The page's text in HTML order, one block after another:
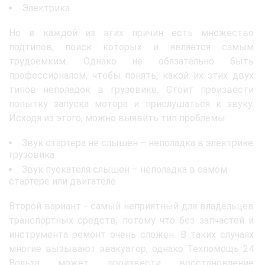
Электрика
Но в каждой из этих причин есть множество
подтипов, поиск которых и является самым
трудоемким. Однако не обязательно быть
профессионалом, чтобы понять, какой их этих двух
типов неполадок в грузовике. Стоит произвести
попытку запуска мотора и прислушаться к звуку.
Исходя из этого, можно выявить тип проблемы:
Звук стартера не слышен – неполадка в электрике
грузовика
Звук пускателя слышен – неполадка в самом
стартере или двигателе
Второй вариант - самый неприятный для владельцев
транспортных средств, потому что без запчастей и
инструмента ремонт очень сложен. В таких случаях
многие вызывают эвакуатор, однако Техпомощь 24